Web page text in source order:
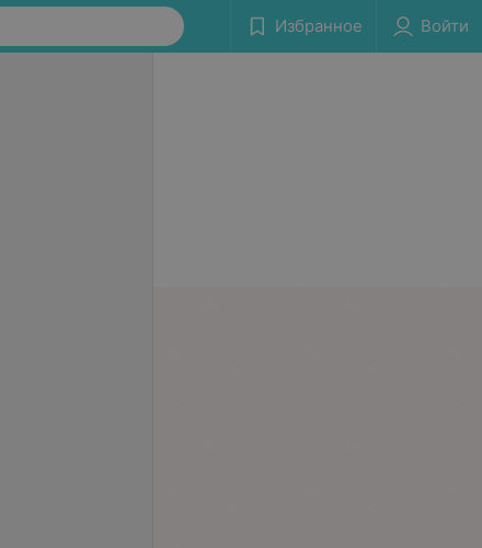
Избранное Войти